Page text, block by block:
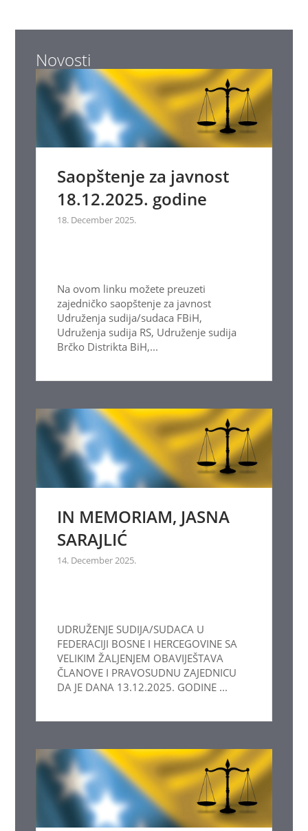
Novosti
Saopštenje za javnost
18.12.2025. godine
18. December 2025.
Na ovom linku možete preuzeti
zajedničko saopštenje za javnost
Udruženja sudija/sudaca FBiH,
Udruženja sudija RS, Udruženje sudija
Brčko Distrikta BiH,...
IN MEMORIAM, JASNA
SARAJLIĆ
14. December 2025.
UDRUŽENJE SUDIJA/SUDACA U
FEDERACIJI BOSNE I HERCEGOVINE SA
VELIKIM ŽALJENJEM OBAVIJEŠTAVA
ČLANOVE I PRAVOSUDNU ZAJEDNICU
DA JE DANA 13.12.2025. GODINE ...